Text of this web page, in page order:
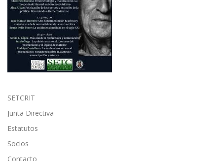
SETCRIT
Junta Directiva
Estatutos
Socios
Contacto